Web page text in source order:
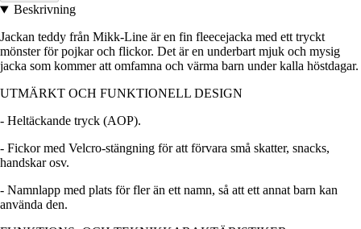
Beskrivning
Jackan teddy från Mikk-Line är en fin fleecejacka med ett tryckt
mönster för pojkar och flickor. Det är en underbart mjuk och mysig
jacka som kommer att omfamna och värma barn under kalla höstdagar.
UTMÄRKT OCH FUNKTIONELL DESIGN
- Heltäckande tryck (AOP).
- Fickor med Velcro-stängning för att förvara små skatter, snacks,
handskar osv.
- Namnlapp med plats för fler än ett namn, så att ett annat barn kan
använda den.